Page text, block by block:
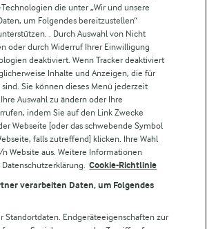
die unter „Wir und unsere
um Folgendes bereitzustellen“
. Durch Auswahl von Nicht
oder durch Widerruf Ihrer Einwilligung
deaktiviert. Wenn Tracker deaktiviert
Inhalte und Anzeigen, die für
Sie können dieses Menü jederzeit
Auswahl zu ändern oder Ihre
indem Sie auf den Link Zwecke
Webseite [oder das schwebende Symbol
falls zutreffend] klicken. Ihre Wahl
Website aus. Weitere Informationen
Cookie-Richtlinie
verarbeiten Daten, um Folgendes
Standortdaten. Endgeräteeigenschaften zur